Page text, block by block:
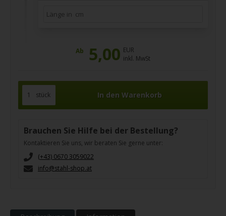
Ab 5,00 EUR
inkl. MwSt
stück
Brauchen Sie Hilfe bei der Bestellung?
Kontaktieren Sie uns, wir beraten Sie gerne unter:
(+43) 0670 3059022
info@stahl-shop.at